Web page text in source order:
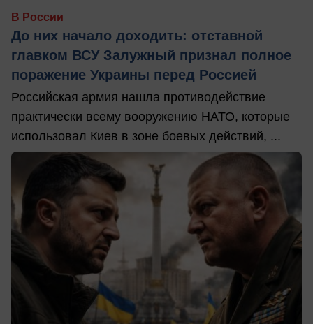
В России
До них начало доходить: отставной
главком ВСУ Залужный признал полное
поражение Украины перед Россией
Российская армия нашла противодействие
практически всему вооружению НАТО, которые
использовал Киев в зоне боевых действий, ...